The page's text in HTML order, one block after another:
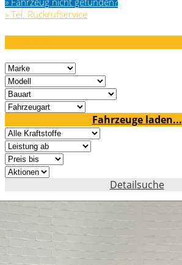
» Tel. Rückrufservice
Fahrzeuge laden...
Detailsuche